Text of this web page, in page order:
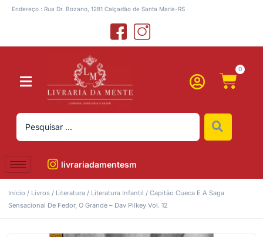
Endereço : Rua Dr. Bozano, 1281 Calçadão de Santa Maria-RS
0
livrariadamentesm
Início / Livros / Literatura / Literatura Infantil / Capitão Cueca E A Saga
Sensacional De Fedor, O Grande – Dav Pilkey Vol. 12